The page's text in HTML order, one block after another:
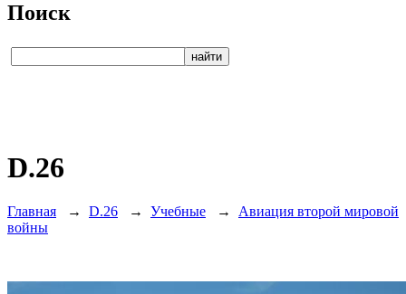
Поиск
D.26
Главная → D.26 → Учебные → Авиация второй мировой
войны